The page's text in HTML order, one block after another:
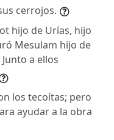
cerrojos.
hijo de Urías, hijo
Mesulam hijo de
a ellos
los tecoítas; pero
ayudar a la obra